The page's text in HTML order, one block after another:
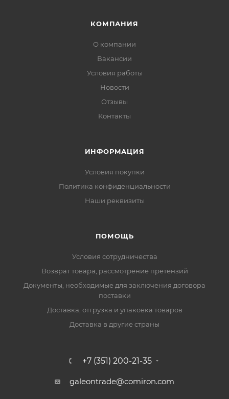
КОМПАНИЯ
О компании
Вакансии
Условия работы
Новости
Отзывы
Контакты
ИНФОРМАЦИЯ
Условия покупки
Политика конфиденциальности
Наши реквизиты
ПОМОЩЬ
Условия сотрудничества
Возврат товара, рассмотрение претензий
Документы, необходимые для заключения договора
поставки
Доставка, отгрузка и упаковка товаров
Доставка в другие страны
+7 (351) 200-21-35
galeontrade@comiron.com